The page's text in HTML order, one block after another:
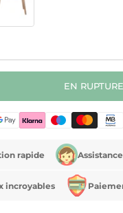
EN RUPTURE
rapide
incroyables